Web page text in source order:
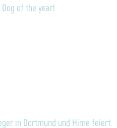
of the year!
in Dortmund und Hime feiert